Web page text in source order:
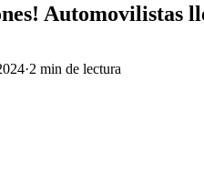
Automovilistas
·2 min de lectura